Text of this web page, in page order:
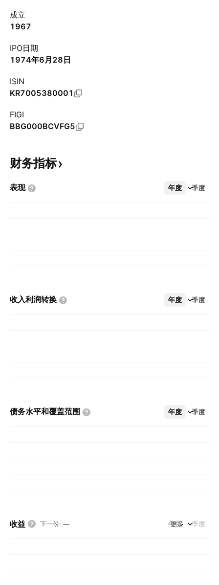
成立
1967
IPO日期
1974年6月28日
ISIN
KR7005380001
FIGI
BBG000BCVFG5
财务指标
表现 年度 季度
更多
收入利润转换 年度 季度
更多
债务水平和覆盖范围 年度 季度
更多
收益 下一份: — 年度 季度
更多